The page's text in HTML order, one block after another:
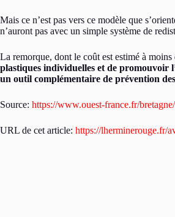
Mais ce n’est pas vers ce modèle que
n’auront pas avec un simple système de
La remorque, dont le coût est estimé à
plastiques individuelles et de promouvoir
un outil complémentaire de prévention
Source: https://www.ouest-france.fr/
URL de cet article: https://lherminerouge.fr/